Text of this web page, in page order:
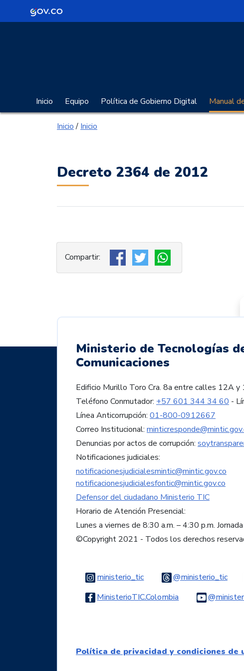
Logo Gobierno de Colombia
Inicio Equipo Política de Gobierno Digital Manual
Inicio/Inicio
Decreto 2364 de 2012
Ministerio de Tecnologías
Comunicaciones
Edificio Murillo Toro Cra. 8a entre calles 12A
Teléfono Conmutador: +57 601 344 34 60 -
Línea Anticorrupción: 01-800-0912667
Correo Institucional:
Denuncias por actos de corrupción:
Notificaciones judiciales:
notificacionesjudicialesmintic@mintic.gov.co
notificacionesjudicialesfontic@mintic.gov.co
Defensor del ciudadano Ministerio TIC
Horario de Atención Presencial:
Lunes a viernes de 8:30 a.m. – 4:30 p.m.
©Copyright 2021 - Todos los derechos
ministerio_ticLogo Instagram@ministerio_tic
MinisterioTIC.ColombiaLogo Facebook
Política de privacidad y condiciones de